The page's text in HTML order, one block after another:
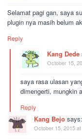
Selamat pagi gan, saya
plugin nya masih belum
Reply
Kang Dede
October 15,
saya rasa ulasan
dimengerti, mungkin
Reply
Kang Bejo says:
October 15, 2015